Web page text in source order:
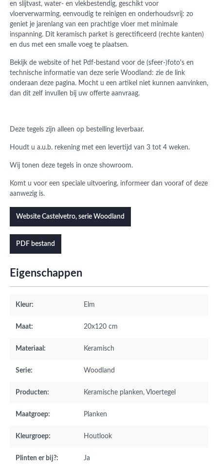
en slijtvast, water- en vlekbestendig, geschikt voor
vloerverwarming, eenvoudig te reinigen en onderhoudsvrij: zo
geniet je jarenlang van een prachtige vloer met minimale
inspanning. Dit keramisch parket is gerectificeerd (rechte kanten)
en dus met een smalle voeg te plaatsen.
Bekijk de website of het Pdf-bestand voor de (sfeer-)foto's en
technische informatie van deze serie Woodland: zie de link
onderaan deze pagina. Mocht u een artikel niet kunnen aanvinken,
dan dit zelf invullen bij uw offerte aanvraag.
Deze tegels zijn alleen op bestelling leverbaar.
Houdt u a.u.b. rekening met een levertijd van 3 tot 4 weken.
Wij tonen deze tegels in onze showroom.
Komt u voor een speciale uitvoering, informeer dan vooraf of deze
aanwezig is.
Website Castelvetro, serie Woodland
PDF bestand
Eigenschappen
Kleur: Elm
Maat: 20x120 cm
Materiaal: Keramisch
Serie: Woodland
Producten: Keramische planken, Vloertegel
Maatgroep: Planken
Kleurgroep: Houtlook
Plinten er bij?: Ja